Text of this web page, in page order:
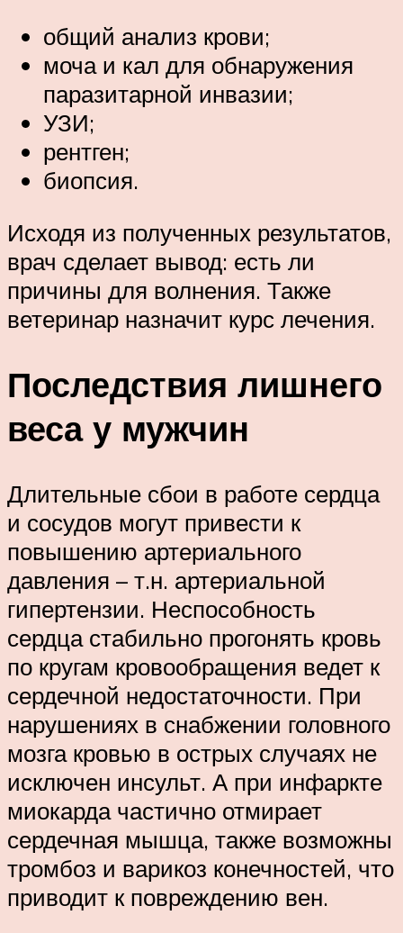
общий анализ крови;
моча и кал для обнаружения
паразитарной инвазии;
УЗИ;
рентген;
биопсия.
Исходя из полученных результатов,
врач сделает вывод: есть ли
причины для волнения. Также
ветеринар назначит курс лечения.
Последствия лишнего
веса у мужчин
Длительные сбои в работе сердца
и сосудов могут привести к
повышению артериального
давления – т.н. артериальной
гипертензии. Неспособность
сердца стабильно прогонять кровь
по кругам кровообращения ведет к
сердечной недостаточности. При
нарушениях в снабжении головного
мозга кровью в острых случаях не
исключен инсульт. А при инфаркте
миокарда частично отмирает
сердечная мышца, также возможны
тромбоз и варикоз конечностей, что
приводит к повреждению вен.